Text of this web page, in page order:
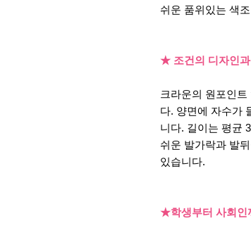
쉬운 품위있는 색
★ 조건의 디자인
크라운의 원포인
다. 양면에 자수가
니다. 길이는 평균
쉬운 발가락과 발
있습니다.
★학생부터 사회인